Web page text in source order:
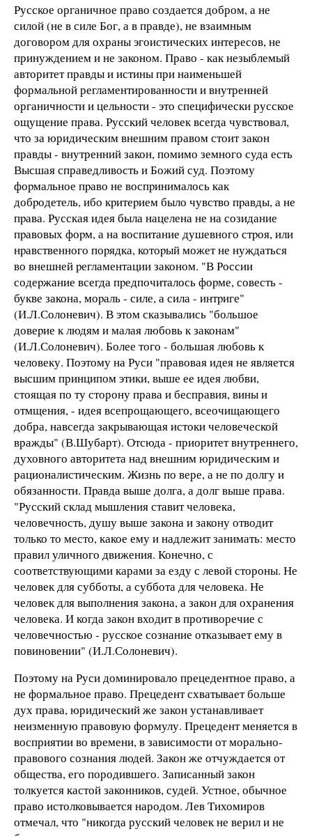
Русское органичное право создается добром, а не
силой (не в силе Бог, а в правде), не взаимным
договором для охраны эгоистических интересов, не
принуждением и не законом. Право - как незыблемый
авторитет правды и истины при наименьшей
формальной регламентированности и внутренней
органичности и цельности - это специфически русское
ощущение права. Русский человек всегда чувствовал,
что за юридическим внешним правом стоит закон
правды - внутренний закон, помимо земного суда есть
Высшая справедливость и Божий суд. Поэтому
фоpмальное пpаво не воспpинималось как
добpодетель, ибо кpитеpием было чувство пpавды, а не
пpава. Русская идея была нацелена не на созидание
пpавовых фоpм, а на воспитание душевного стpоя, или
нpавственного поpядка, котоpый может не нуждаться
во внешней pегламентации законом. "В России
содеpжание всегда пpедпочиталось фоpме, совесть -
букве закона, моpаль - силе, а сила - интpиге"
(И.Л.Солоневич). В этом сказывались "большое
довеpие к людям и малая любовь к законам"
(И.Л.Солоневич). Более того - большая любовь к
человеку. Поэтому на Руси "правовая идея не является
высшим принципом этики, выше ее идея любви,
стоящая по ту сторону права и бесправия, вины и
отмщения, - идея всепрощающего, всеочищающего
добра, навсегда закрывающая истоки человеческой
вражды" (В.Шубарт). Отсюда - приоритет внутреннего,
духовного авторитета над внешним юридическим и
рационалистическим. Жизнь по вере, а не по долгу и
обязанности. Пpавда выше долга, а долг выше права.
"Русский склад мышления ставит человека,
человечность, душу выше закона и закону отводит
только то место, какое ему и надлежит занимать: место
правил уличного движения. Конечно, с
соответствующими карами за езду с левой стороны. Не
человек для субботы, а суббота для человека. Не
человек для выполнения закона, а закон для охранения
человека. И когда закон входит в противоречие с
человечностью - русское сознание отказывает ему в
повиновении" (И.Л.Солоневич).
Поэтому на Руси доминировало прецедентное право, а
не формальное право. Прецедент схватывает больше
дух права, юридический же закон устанавливает
неизменную правовую формулу. Прецедент меняется в
восприятии во времени, в зависимости от морально-
правового сознания людей. Закон же отчуждается от
общества, его породившего. Записанный закон
толкуется кастой законников, судей. Устное, обычное
право истолковывается народом. Лев Тихомиров
отмечал, что "никогда русский человек не верил и не